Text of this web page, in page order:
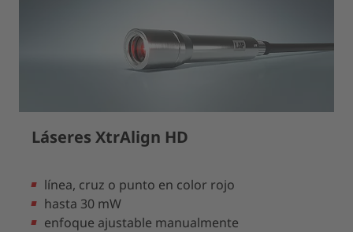
Láseres XtrAlign HD
línea, cruz o punto en color rojo
hasta 30 mW
enfoque ajustable manualmente